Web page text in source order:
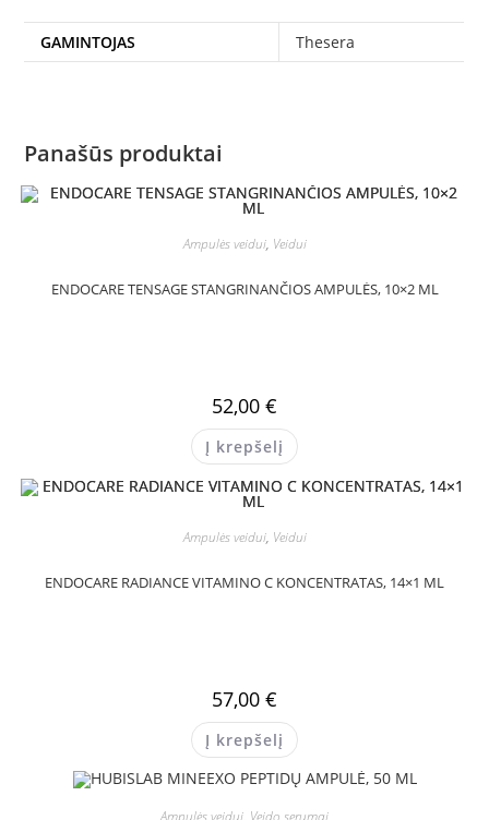
GAMINTOJAS Thesera
Panašūs produktai
Ampulės veidui, Veidui
ENDOCARE TENSAGE STANGRINANČIOS AMPULĖS, 10×2 ML
52,00 €
Į krepšelį
Ampulės veidui, Veidui
ENDOCARE RADIANCE VITAMINO C KONCENTRATAS, 14×1 ML
57,00 €
Į krepšelį